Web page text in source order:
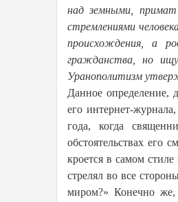
над земными,
стремлениями
происхождения, а
гражданства, но
Уранополитизм
Данное
его интернет-
года, когда
обстоятельствах его
кроется в самом
стрелял во все
миром?» Конечно же,